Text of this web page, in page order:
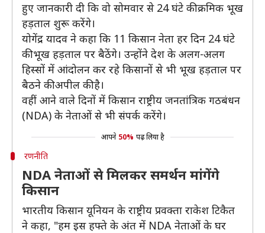
हुए जानकारी दी कि वो सोमवार से 24 घंटे की क्रमिक भूख
हड़ताल शुरू करेंगे।
योगेंद्र यादव ने कहा कि 11 किसान नेता हर दिन 24 घंटे
की भूख हड़ताल पर बैठेंगे। उन्होंने देश के अलग-अलग
हिस्सों में आंदोलन कर रहे किसानों से भी भूख हड़ताल पर
बैठने की अपील की है।
वहीं आने वाले दिनों में किसान राष्ट्रीय जनतांत्रिक गठबंधन
(NDA) के नेताओं से भी संपर्क करेंगे।
आपने 50% पढ़ लिया है
रणनीति
NDA नेताओं से मिलकर समर्थन मांगेंगे
किसान
भारतीय किसान यूनियन के राष्ट्रीय प्रवक्ता राकेश टिकैत
ने कहा, "हम इस हफ्ते के अंत में NDA नेताओं के घर